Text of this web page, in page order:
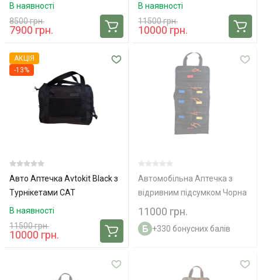
В наявності
8500 грн.
7900 грн.
В наявності
11500 грн.
10000 грн.
АКЦІЯ
-13%
Авто Аптечка Avtokit Black з
Турнікетами CAT
В наявності
11500 грн.
10000 грн.
Автомобільна Аптечка з
відривним підсумком Чорна
11000 грн.
+330 бонусних балів